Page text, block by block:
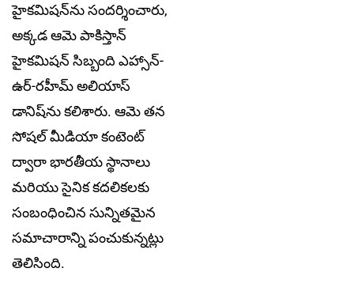
హైకమిషన్‌ను సందర్శించారు,
అక్కడ ఆమె పాకిస్తాన్
హైకమిషన్ సిబ్బంది ఎహ్సాన్-
ఉర్-రహీమ్ అలియాస్
డానిష్‌ను కలిశారు. ఆమె తన
సోషల్ మీడియా కంటెంట్
ద్వారా భారతీయ స్థానాలు
మరియు సైనిక కదలికలకు
సంబంధించిన సున్నితమైన
సమాచారాన్ని పంచుకున్నట్లు
తెలిసింది.